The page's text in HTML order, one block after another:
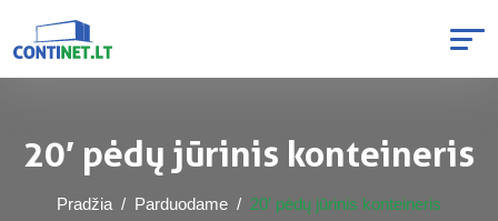
20′ pėdų jūrinis konteineris
Pradžia Parduodame 20′ pėdų jūrinis konteineris